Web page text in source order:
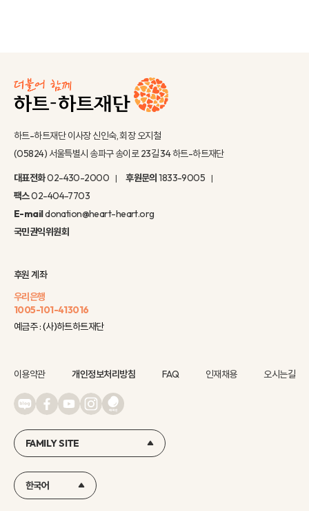
하트-하트재단 이사장 신인숙, 회장 오지철
(05824) 서울특별시 송파구 송이로 23길 34 하트-하트재단
대표전화02-430-2000 후원문의 1833-9005
팩스02-404-7703
E-maildonation@heart-heart.org
국민권익위원회
후원 계좌
우리은행
1005-101-413016
예금주 : (사)하트하트재단
이용약관 개인정보처리방침 FAQ 인재채용 오시는길
FAMILY SITE
한국어